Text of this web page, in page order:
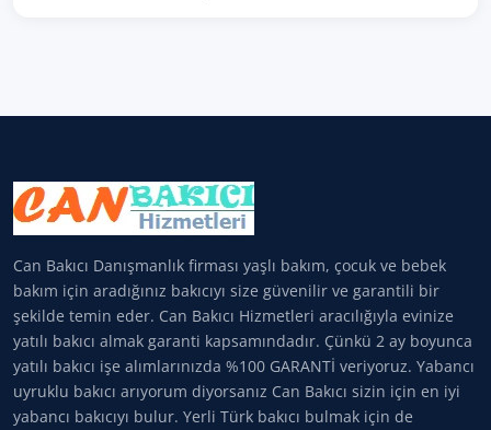
Can Bakıcı Danışmanlık firması yaşlı bakım, çocuk ve bebek
bakım için aradığınız bakıcıyı size güvenilir ve garantili bir
şekilde temin eder. Can Bakıcı Hizmetleri aracılığıyla evinize
yatılı bakıcı almak garanti kapsamındadır. Çünkü 2 ay boyunca
yatılı bakıcı işe alımlarınızda %100 GARANTİ veriyoruz. Yabancı
uyruklu bakıcı arıyorum diyorsanız Can Bakıcı sizin için en iyi
yabancı bakıcıyı bulur. Yerli Türk bakıcı bulmak için de